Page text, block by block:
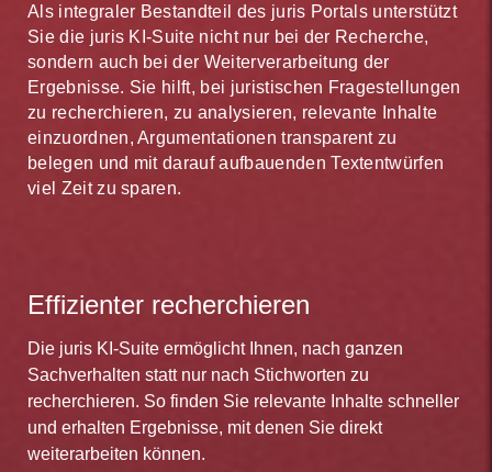
Als integraler Bestandteil des juris Portals unterstützt
Sie die juris KI-Suite nicht nur bei der Recherche,
sondern auch bei der Weiterverarbeitung der
Ergebnisse. Sie hilft, bei juristischen Fragestellungen
zu recherchieren, zu analysieren, relevante Inhalte
einzuordnen, Argumentationen transparent zu
belegen und mit darauf aufbauenden Textentwürfen
viel Zeit zu sparen.
Effizienter recherchieren
Die juris KI-Suite ermöglicht Ihnen, nach ganzen
Sachverhalten statt nur nach Stichworten zu
recherchieren. So finden Sie relevante Inhalte schneller
und erhalten Ergebnisse, mit denen Sie direkt
weiterarbeiten können.